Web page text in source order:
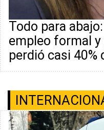
Todo para
empleo formal
perdió casi 40%